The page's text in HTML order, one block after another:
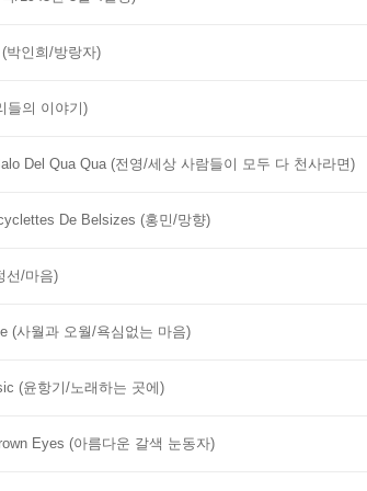
박인희/방랑자)
들의 이야기)
Del Qua Qua (전영/세상 사람들이 모두 다 천사라면)
De Belsizes (홍민/망향)
선/마음)
(사월과 오월/욕심없는 마음)
(윤항기/노래하는 곳에)
Eyes (아름다운 갈색 눈동자)